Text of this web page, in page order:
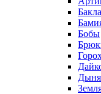
Бобы
Дыня